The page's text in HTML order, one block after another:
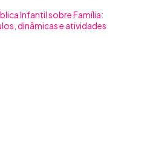
Infantil sobre Família:
dinâmicas e atividades